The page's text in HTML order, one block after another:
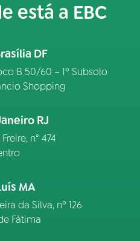
está a EBC
DF
B 50/60 – 1º Subsolo
Shopping
RJ
n° 474
MA
da Silva, nº 126
Fátima